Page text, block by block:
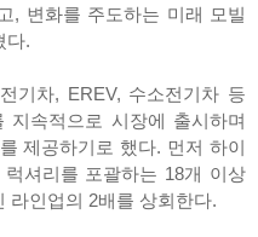
, 변화를 주도하는 미래 모빌
다.
기차, EREV, 수소전기차 등
지속적으로 시장에 출시하며
제공하기로 했다. 먼저 하이
셔리를 포괄하는 18개 이상
라인업의 2배를 상회한다.